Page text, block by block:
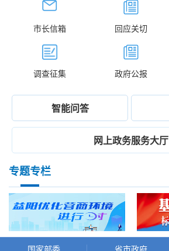
市长信箱 回应关切
调查征集 政府公报
智能问答
网上政务服务大厅
专题专栏